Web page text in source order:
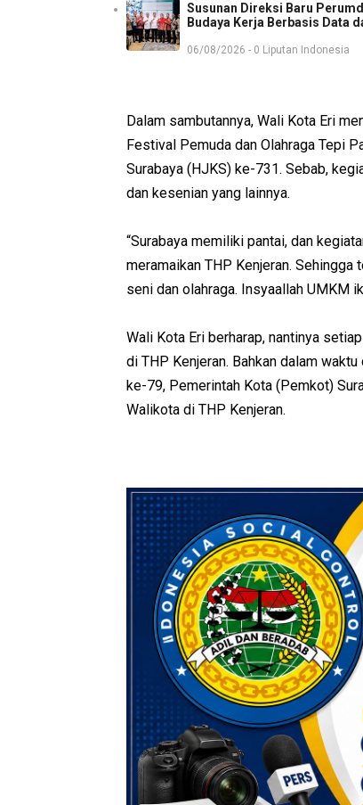
Susunan Direksi Baru
Budaya Kerja Berbasis Data
06/08/2026 - 0 Liputan Indonesia
Dalam sambutannya, Wali Kota Eri
Festival Pemuda dan Olahraga Tepi
Surabaya (HJKS) ke-731. Sebab,
dan kesenian yang lainnya.
“Surabaya memiliki pantai, dan
meramaikan THP Kenjeran.
seni dan olahraga. Insyaallah UMKM
Wali Kota Eri berharap, nantinya
di THP Kenjeran. Bahkan dalam
ke-79, Pemerintah Kota (Pemkot)
Walikota di THP Kenjeran.